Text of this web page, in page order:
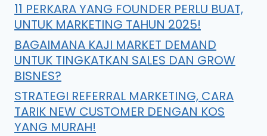
11 PERKARA YANG FOUNDER PERLU BUAT,
UNTUK MARKETING TAHUN 2025!
BAGAIMANA KAJI MARKET DEMAND
UNTUK TINGKATKAN SALES DAN GROW
BISNES?
STRATEGI REFERRAL MARKETING, CARA
TARIK NEW CUSTOMER DENGAN KOS
YANG MURAH!